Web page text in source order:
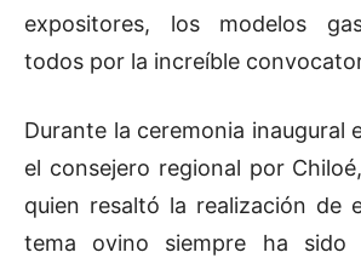
expositores, los modelos
todos por la increíble
Durante la ceremonia inaugural
el consejero regional por
quien resaltó la realización de
tema ovino siempre ha sido